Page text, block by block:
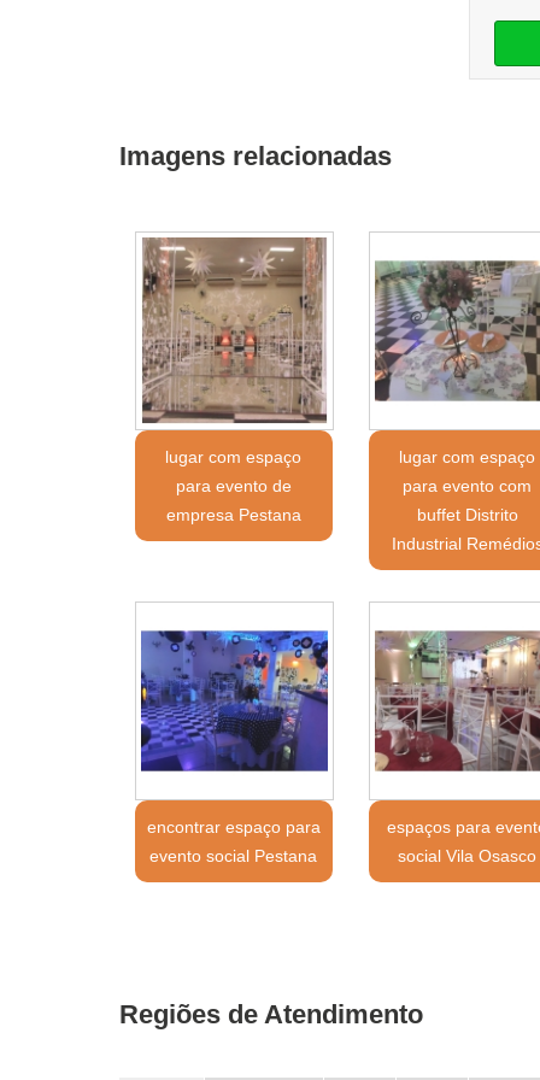
Imagens relacionadas
lugar com espaço
para evento de
empresa Pestana
lugar com espaço
para evento com
buffet Distrito
Industrial
encontrar espaço para
evento social Pestana
espaços para
social Vila Osasco
Regiões de Atendimento